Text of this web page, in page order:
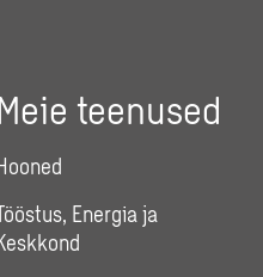
teenused
Energia ja